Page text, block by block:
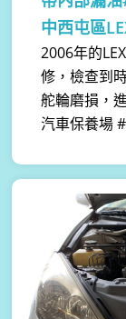
中西屯區
2006年的
修，檢查到
舵輪磨損，
汽車保養場